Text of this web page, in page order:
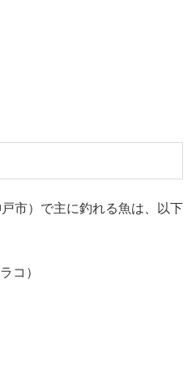
市）で主に釣れる魚は、以下
コ）